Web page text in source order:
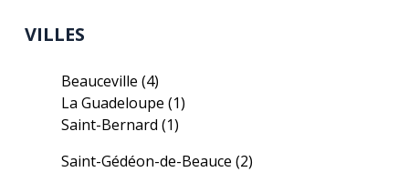
VILLES
Beauceville(4)
La Guadeloupe(1)
Saint-Bernard(1)
Saint-Gédéon-de-Beauce(2)